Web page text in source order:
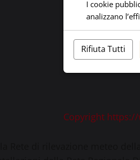
Copyright
I cookie
analizzano
Rifiuta Tutti